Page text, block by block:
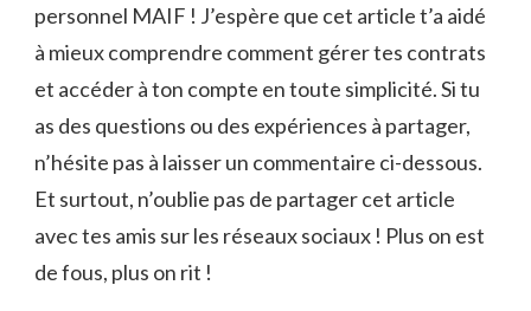
personnel MAIF ! J’espère que cet article t’a aidé
à mieux comprendre comment gérer tes contrats
et accéder à ton compte en toute simplicité. Si tu
as des questions ou des expériences à partager,
n’hésite pas à laisser un commentaire ci-dessous.
Et surtout, n’oublie pas de partager cet article
avec tes amis sur les réseaux sociaux ! Plus on est
de fous, plus on rit !